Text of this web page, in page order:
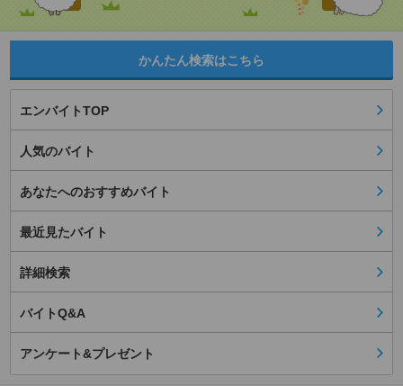
かんたん検索はこちら
エンバイトTOP
人気のバイト
あなたへのおすすめバイト
最近見たバイト
詳細検索
バイトQ&A
アンケート&プレゼント